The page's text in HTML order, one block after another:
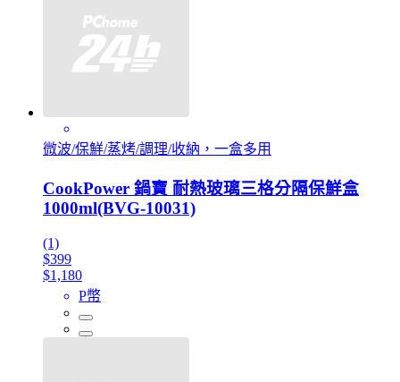
微波/保鮮/蒸烤/調理/收納，一盒多用
CookPower 鍋寶 耐熱玻璃三格分隔保鮮盒
1000ml(BVG-10031)
(1)
$399
$1,180
P幣